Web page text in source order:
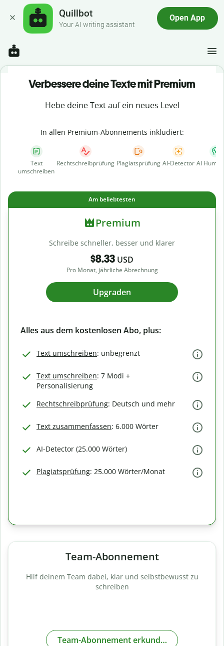
Quillbot
Your AI writing assistant
Open App
Verbessere deine Texte mit Premium
Hebe deine Text auf ein neues Level
In allen Premium-Abonnements inkludiert:
Text
umschreiben
Rechtschreibprüfung Plagiatsprüfung AI-Detector AI
Am beliebtesten
Premium
Schreibe schneller, besser und klarer
$8.33 USD
Pro Monat, jährliche Abrechnung
Upgraden
Alles aus dem kostenlosen Abo, plus:
Text umschreiben: unbegrenzt
Text umschreiben: 7 Modi +
Personalisierung
Rechtschreibprüfung: Deutsch und mehr
Text zusammenfassen: 6.000 Wörter
AI-Detector (25.000 Wörter)
Plagiatsprüfung: 25.000 Wörter/Monat
Team-Abonnement
Hilf deinem Team dabei, klar und selbstbewusst zu
schreiben
Team-Abonnement erkunden